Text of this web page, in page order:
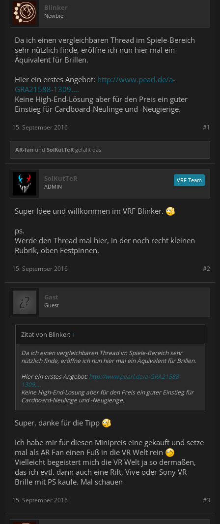
Blinker
Newbie
Da ich einen vergleichbaren Thread im Spiele-Bereich
sehr nützlich finde, eröffne ich nun hier mal ein
Äquivalent für Brillen.
Hier ein erstes Angebot: http://www.pearl.de/a-
GRA21588-1309....
Keine High-End-Lösung aber für den Preis ein guter
Einstieg für Cardboard-Neulinge und -Neugierige.
#1
15. September 2016
AR-fan und SolKutTeR gefällt das.
SolKutTeR
ADMIN
VRF Team
Super Idee und willkommen im VRF Blinker.
ps.
Werde den Thread mal hier, in der noch recht kleinen
Rubrik, oben Festpinnen.
#2
15. September 2016
Gast
Guest
Zitat von Blinker: ↑
Da ich einen vergleichbaren Thread im Spiele-Bereich sehr
nützlich finde, eröffne ich nun hier mal ein Äquivalent für Brillen.
Hier ein erstes Angebot:http://www.pearl.de/a-GRA21588-
1309....
Keine High-End-Lösung aber für den Preis ein guter Einstieg für
Cardboard-Neulinge und -Neugierige.
Super, danke für die Tipp
Ich habe mir für diesen Minipreis eine gekauft und setze
mal als AR Fan einen Fuß in die VR Welt rein
Vielleicht begeistert mich die VR Welt ja so dermaßen,
das ich evtl. dann auch eine Rift, Vive oder Sony VR
Brille mit PS kaufe. Mal schauen
#3
15. September 2016